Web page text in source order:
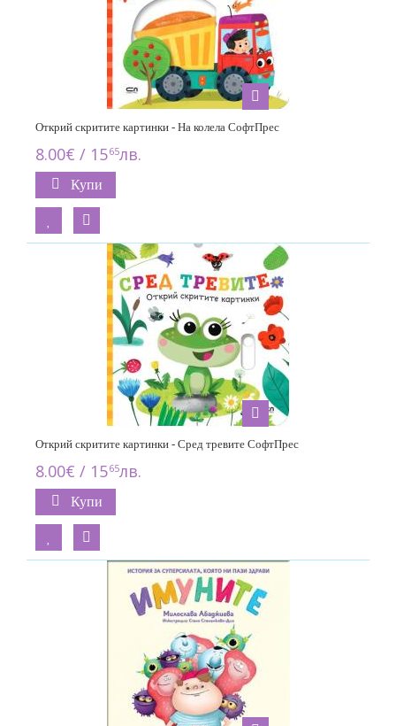
Открий скритите картинки - На колела СофтПрес
8.00€ / 1565лв.
Купи
Открий скритите картинки - Сред тревите СофтПрес
8.00€ / 1565лв.
Купи